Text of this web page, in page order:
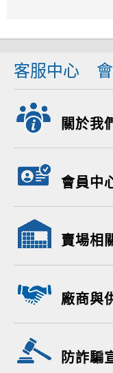
客服中心
關於我
會員中
賣場相
廠商與
防詐騙